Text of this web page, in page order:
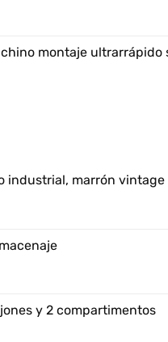
montaje ultrarrápido
industrial, marrón vintage
y 2 compartimentos